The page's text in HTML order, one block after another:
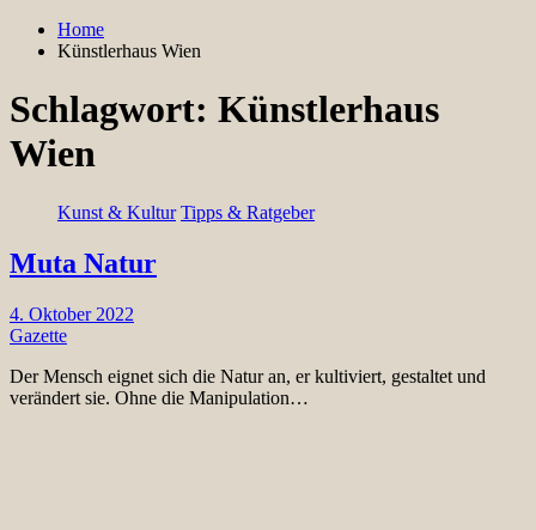
Home
Künstlerhaus Wien
Schlagwort: Künstlerhaus
Wien
Kunst & Kultur Tipps & Ratgeber
Muta Natur
4. Oktober 2022
Gazette
Der Mensch eignet sich die Natur an, er kultiviert, gestaltet und
verändert sie. Ohne die Manipulation…